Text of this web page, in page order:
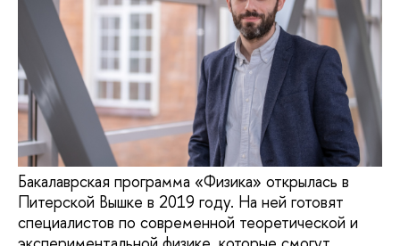
Бакалаврская программа «Физика» открылась в
Питерской Вышке в 2019 году. На ней готовят
специалистов по современной теоретической и